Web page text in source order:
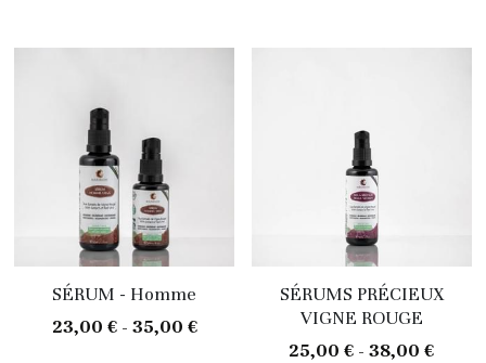
SÉRUM - Homme
23,00 € - 35,00 €
SÉRUMS PRÉCIEUX
VIGNE ROUGE
25,00 € - 38,00 €